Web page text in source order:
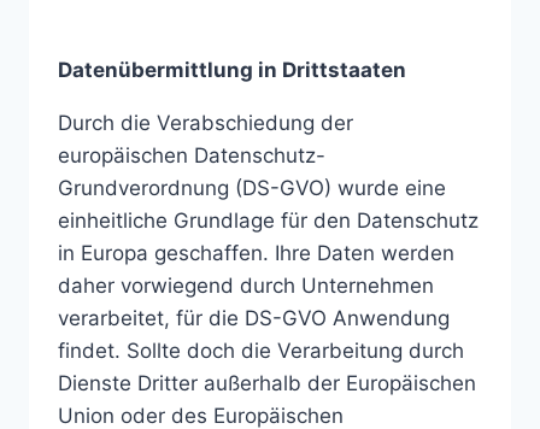
Datenübermittlung in Drittstaaten
Durch die Verabschiedung der
europäischen Datenschutz-
Grundverordnung (DS-GVO) wurde eine
einheitliche Grundlage für den Datenschutz
in Europa geschaffen. Ihre Daten werden
daher vorwiegend durch Unternehmen
verarbeitet, für die DS-GVO Anwendung
findet. Sollte doch die Verarbeitung durch
Dienste Dritter außerhalb der Europäischen
Union oder des Europäischen